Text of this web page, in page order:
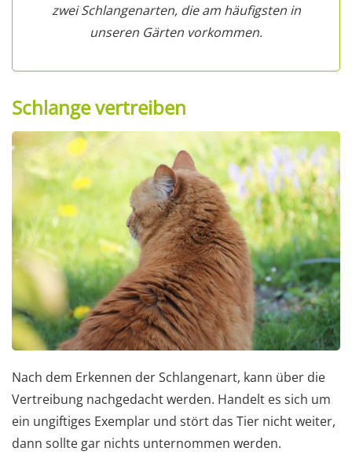
zwei Schlangenarten, die am häufigsten in
unseren Gärten vorkommen.
Schlange vertreiben
Nach dem Erkennen der Schlangenart, kann über die
Vertreibung nachgedacht werden. Handelt es sich um
ein ungiftiges Exemplar und stört das Tier nicht weiter,
dann sollte gar nichts unternommen werden.